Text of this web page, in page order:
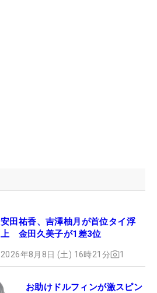
安田祐香、吉澤柚月が首位タイ浮
上 金田久美子が1差3位
2026年8月8日 (土) 16時21分 1
お助けドルフィンが激スピン